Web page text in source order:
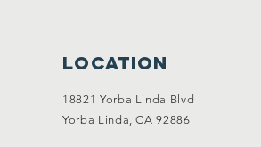
Location
18821 Yorba Linda Blvd
Yorba Linda, CA 92886